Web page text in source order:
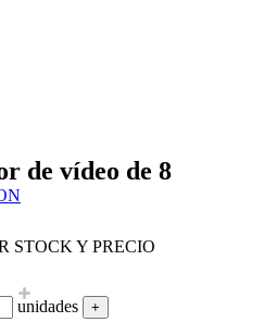
de vídeo de 8
STOCK Y PRECIO
unidades +